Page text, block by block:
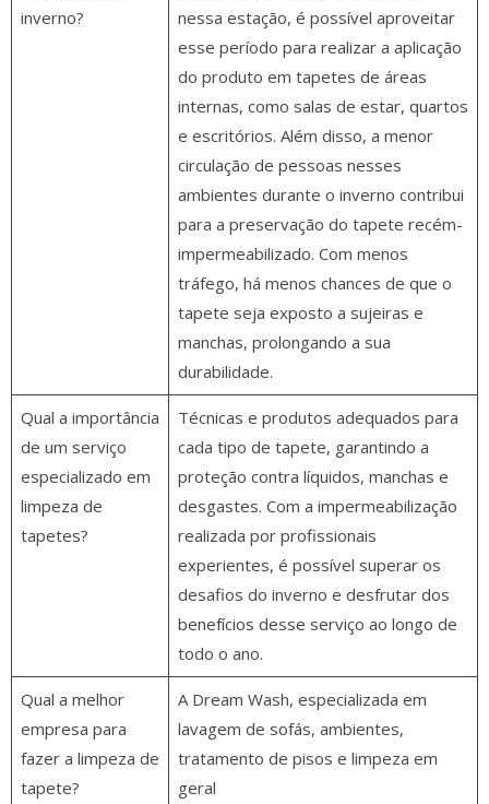
inverno?
nessa estação, é possível aproveitar
esse período para realizar a aplicação
do produto em tapetes de áreas
internas, como salas de estar, quartos
e escritórios. Além disso, a menor
circulação de pessoas nesses
ambientes durante o inverno contribui
para a preservação do tapete recém-
impermeabilizado. Com menos
tráfego, há menos chances de que o
tapete seja exposto a sujeiras e
manchas, prolongando a sua
durabilidade.
Qual a importância
de um serviço
especializado em
limpeza de
tapetes?
Técnicas e produtos adequados para
cada tipo de tapete, garantindo a
proteção contra líquidos, manchas e
desgastes. Com a impermeabilização
realizada por profissionais
experientes, é possível superar os
desafios do inverno e desfrutar dos
benefícios desse serviço ao longo de
todo o ano.
Qual a melhor
empresa para
fazer a limpeza de
tapete?
A Dream Wash, especializada em
lavagem de sofás, ambientes,
tratamento de pisos e limpeza em
geral